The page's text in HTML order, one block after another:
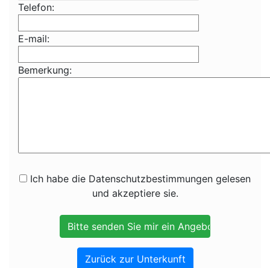
Telefon:
E-mail:
Bemerkung:
Ich habe die Datenschutzbestimmungen gelesen
und akzeptiere sie.
Zurück zur Unterkunft